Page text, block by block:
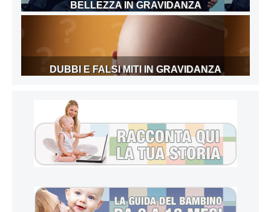
BELLEZZA IN GRAVIDANZA
DUBBI E FALSI MITI IN GRAVIDANZA